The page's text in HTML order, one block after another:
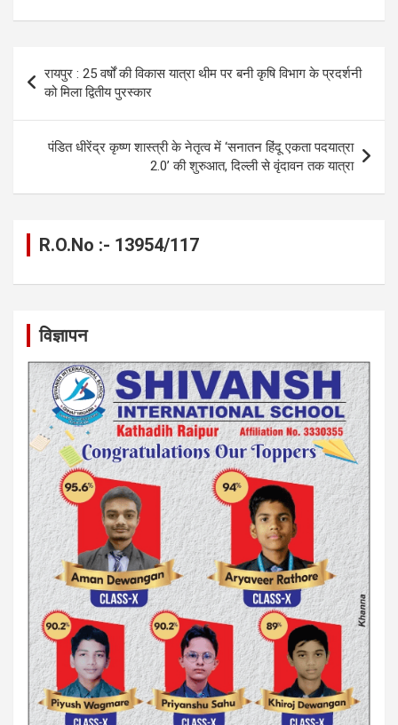
o
o
k
g
er
A
p
p
a
n
navigation
रायपुर : 25 वर्षों की विकास यात्रा थीम पर बनी कृषि विभाग के प्रदर्शनी
को मिला द्वितीय पुरस्कार
पंडित धीरेंद्र कृष्ण शास्त्री के नेतृत्व में ‘सनातन हिंदू एकता पदयात्रा
2.0’ की शुरुआत, दिल्ली से वृंदावन तक यात्रा
R.O.No :- 13954/117
विज्ञापन